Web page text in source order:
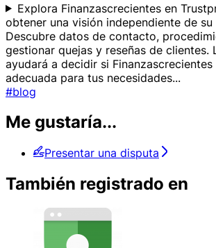
Explora Finanzascrecientes en
obtener una visión independiente de
Descubre datos de contacto,
gestionar quejas y reseñas de clientes.
ayudará a decidir si
adecuada para tus necesidades...
#blog
Me gustaría...
Presentar una disputa
También registrado en